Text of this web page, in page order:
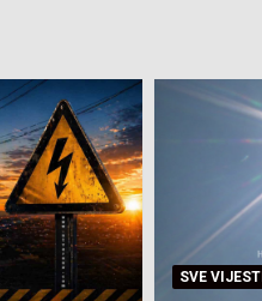
SVE VIJESTI